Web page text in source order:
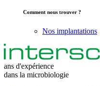
Comment nous trouver ?
Nos implantations
ans d'expérience
dans la microbiologie